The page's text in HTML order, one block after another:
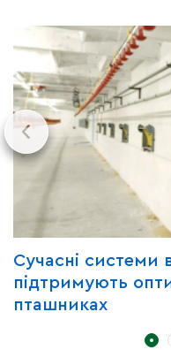
Сучасні системи
підтримують
пташниках